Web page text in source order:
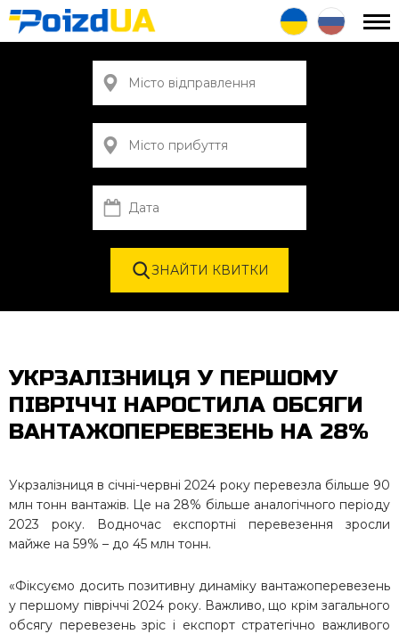
УКРЗАЛІЗНИЦЯ У ПЕРШОМУ
ПІВРІЧЧІ НАРОСТИЛА ОБСЯГИ
ВАНТАЖОПЕРЕВЕЗЕНЬ НА 28%
Укрзалізниця в січні-червні 2024 року перевезла більше 90
млн тонн вантажів. Це на 28% більше аналогічного періоду
2023 року. Водночас експортні перевезення зросли
майже на 59% – до 45 млн тонн.
«Фіксуємо досить позитивну динаміку вантажоперевезень
у першому півріччі 2024 року. Важливо, що крім загального
обсягу перевезень зріс і експорт стратегічно важливого